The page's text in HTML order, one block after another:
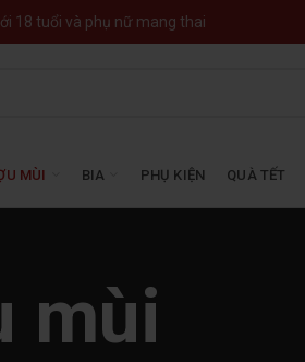
MÙI BIA PHỤ KIỆN QUÀ TẾT
mùi
18 tuổi và phụ nữ mang thai